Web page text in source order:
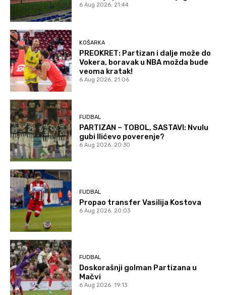
6 Aug 2026. 21:44
KOŠARKA
PREOKRET: Partizan i dalje može do
Vokera, boravak u NBA možda bude
veoma kratak!
6 Aug 2026. 21:06
FUDBAL
PARTIZAN – TOBOL, SASTAVI: Nvulu
gubi Ilićevo poverenje?
6 Aug 2026. 20:30
FUDBAL
Propao transfer Vasilija Kostova
6 Aug 2026. 20:03
FUDBAL
Doskorašnji golman Partizana u
Mačvi
6 Aug 2026. 19:13